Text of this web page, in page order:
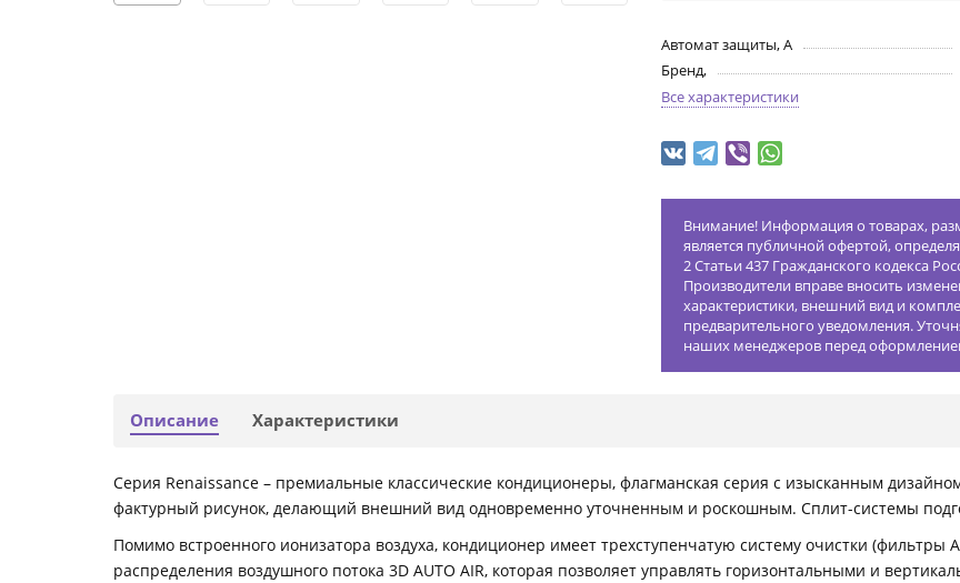
Автомат защиты, А
Бренд,
Все характеристики
Внимание! Информация о товарах,
является публичной офертой,
2 Статьи 437 Гражданского кодекса
Производители вправе вносить
характеристики, внешний вид и
предварительного уведомления.
наших менеджеров перед
Описание Характеристики
Серия Renaissance – премиальные классические кондиционеры, флагманская серия с изысканным
фактурный рисунок, делающий внешний вид одновременно уточненным и роскошным. Сплит-системы
Помимо встроенного ионизатора воздуха, кондиционер имеет трехступенчатую систему очистки
распределения воздушного потока 3D AUTO AIR, которая позволяет управлять горизонтальными и